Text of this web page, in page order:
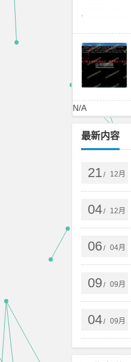
N/A
最新内容
21 / 12月
04/ 12月
06/ 04月
09/ 09月
04/ 09月